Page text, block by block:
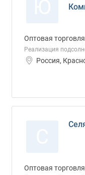
Оптовая торговля
Реализация
Россия,
Оптовая